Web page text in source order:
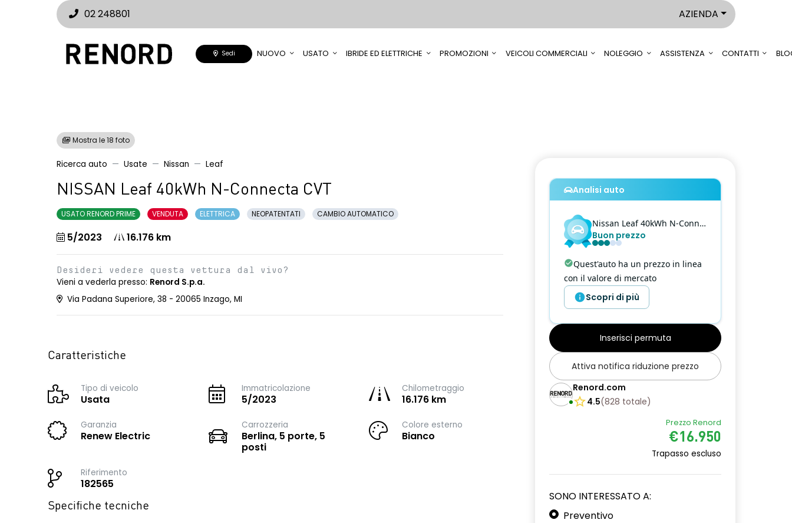
02 248801 AZIENDA
Sedi NUOVO USATO IBRIDE ED ELETTRICHE PROMOZIONI VEICOLI COMMERCIALI NOLEGGIO ASSISTENZA CONTATTI
Mostra le 18 foto
Ricerca auto Usate Nissan Leaf
NISSAN Leaf 40kWh N-Connecta CVT
USATO RENORD PRIME VENDUTA ELETTRICA NEOPATENTATI CAMBIO AUTOMATICO
5/2023 16.176 km
Desideri vedere questa vettura dal vivo?
Vieni a vederla presso: Renord S.p.a.
Via Padana Superiore, 38 - 20065 Inzago, MI
Caratteristiche
Tipo di veicolo
Usata
Immatricolazione
5/2023
Chilometraggio
16.176 km
Garanzia
Renew Electric
Carrozzeria
Berlina, 5 porte, 5
posti
Colore esterno
Bianco
Riferimento
182565
Specifiche tecniche
Analisi auto
Nissan Leaf 40kWh N-Connecta CVT
Buon prezzo
Quest'auto ha un prezzo in linea
con il valore di mercato
Scopri di più
Inserisci permuta
Attiva notifica riduzione prezzo
Renord.com
4.5(828 totale)
Prezzo Renord
€16.950
Trapasso escluso
SONO INTERESSATO A:
Preventivo